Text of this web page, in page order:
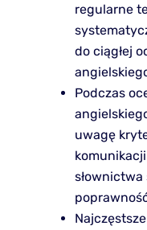
regularne
do ciągłej
Podczas
uwagę